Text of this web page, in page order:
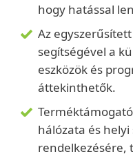
hogy hatással
Az
segítségével a
eszközök és
áttekinthetők.
hálózata és
rendelkezésére,